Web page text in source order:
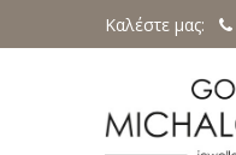
Καλέστε μας: